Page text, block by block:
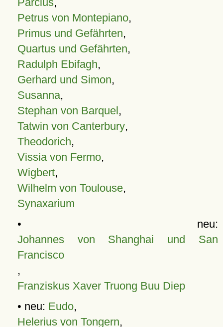
Petrus von Montepiano,
Primus und Gefährten,
Quartus und Gefährten,
Radulph Ebifagh,
Gerhard und Simon,
Susanna,
Stephan von Barquel,
Tatwin von Canterbury,
Theodorich,
Vissia von Fermo,
Wigbert,
Wilhelm von Toulouse,
Synaxarium
• neu:
Johannes von Shanghai und San
Francisco
,
Franziskus Xaver Truong Buu Diep
• neu: Eudo,
Helerius von Tongern,